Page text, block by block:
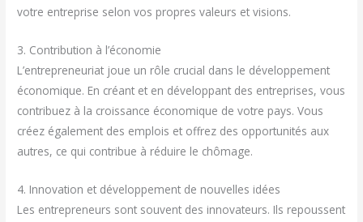
votre entreprise selon vos propres valeurs et visions.
3. Contribution à l’économie
L’entrepreneuriat joue un rôle crucial dans le développement
économique. En créant et en développant des entreprises, vous
contribuez à la croissance économique de votre pays. Vous
créez également des emplois et offrez des opportunités aux
autres, ce qui contribue à réduire le chômage.
4. Innovation et développement de nouvelles idées
Les entrepreneurs sont souvent des innovateurs. Ils repoussent